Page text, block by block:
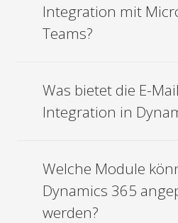
Integration mit
Teams?
Was bietet die E-
Integration in
Welche Module
Dynamics 365
werden?